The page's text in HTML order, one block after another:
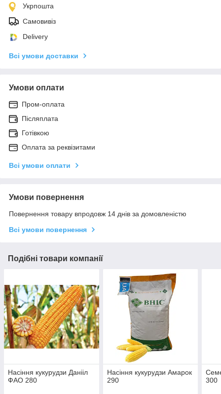
Укрпошта
Самовивіз
Delivery
Всі умови доставки
Умови оплати
Пром-оплата
Післяплата
Готівкою
Оплата за реквізитами
Всі умови оплати
Умови повернення
Повернення товару впродовж 14 днів за домовленістю
Всі умови повернення
Подібні товари компанії
Насіння кукурудзи Данііл
ФАО 280
Насіння кукурудзи Амарок
290
300